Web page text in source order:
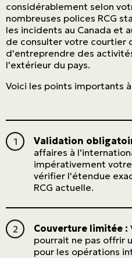
Résiliation assurance
Aviation
Transport
Construction
considérablement selon
nombreuses polices RCG
les incidents au Canada et
de consulter votre courtier
d'entreprendre des
l'extérieur du pays.
Voici les points importants
Validation
affaires à
impérativement
vérifier l'étendue
RCG actuelle.
Couverture limitée :
pourrait ne pas offrir
pour les opérations